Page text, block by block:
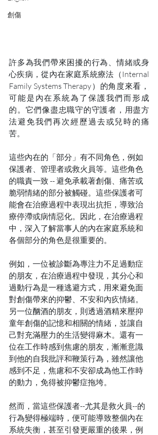
創傷
許多為我們帶來困擾的行為、情緒或身
心疾病，從內在家庭系統療法（Internal
Family Systems Therapy）的角度來看，
可能是內在系統為了保護我們而形成
的。它們像盡忠職守的守護者，用盡方
法避免我們再次經歷過去或兒時的痛
苦。
這些內在的「部分」有不同角色，例如
保護者、管理者或救火員等。這些角色
的職責一致 -- 避免承載著創傷、痛苦或
脆弱情緒的部分被觸碰。這些保護者可
能會在治療過程中表現出抗拒，導致治
療停滯或病情惡化。因此，在治療過程
中，深入了解當事人的內在家庭系統和
各個部分的角色是很重要的。
例如，一位被診斷為專注力不足過動症
的朋友，在治療過程中發現，其分心和
過動行為是一種逃避方式，用來避免面
對創傷帶來的抑鬱、不安和內疚情緒。
另一位酗酒的朋友，則透過酒精來壓抑
童年創傷的記憶和相關的情緒，並讓自
己對充滿壓力的生活變得麻木。還有一
位在工作時感到焦慮的朋友，漸漸意識
到他的自我批評和鞭策行為，雖然讓他
感到不足，焦慮和不安卻成為他工作時
的動力，免得被抑鬱症拖垮。
然而，當這些保護者--尤其是救火員--的
行為變得極端時，便可能導致整個內在
系統失衡，甚至引發更嚴重的後果，例